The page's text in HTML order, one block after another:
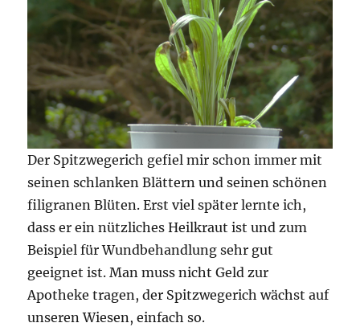
Der Spitzwegerich gefiel mir schon immer mit
seinen schlanken Blättern und seinen schönen
filigranen Blüten. Erst viel später lernte ich,
dass er ein nützliches Heilkraut ist und zum
Beispiel für Wundbehandlung sehr gut
geeignet ist. Man muss nicht Geld zur
Apotheke tragen, der Spitzwegerich wächst auf
unseren Wiesen, einfach so.